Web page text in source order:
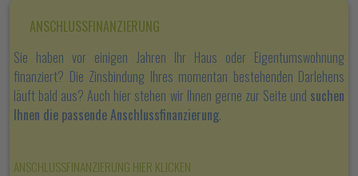
ANSCHLUSSFINANZIERUNG
Sie haben vor einigen Jahren Ihr Haus oder Eigentumswohnung
finanziert? Die Zinsbindung Ihres momentan bestehenden Darlehens
läuft bald aus? Auch hier stehen wir Ihnen gerne zur Seite und suchen
Ihnen die passende Anschlussfinanzierung.
ANSCHLUSSFINANZIERUNG HIER KLICKEN